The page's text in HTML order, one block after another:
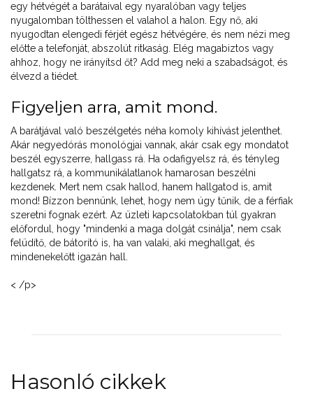
egy hétvégét a barátaival egy nyaralóban vagy teljes
nyugalomban tölthessen el valahol a halon. Egy nő, aki
nyugodtan elengedi férjét egész hétvégére, és nem nézi meg
előtte a telefonját, abszolút ritkaság. Elég magabiztos vagy
ahhoz, hogy ne irányítsd őt? Add meg neki a szabadságot, és
élvezd a tiédet.
Figyeljen arra, amit mond.
A barátjával való beszélgetés néha komoly kihívást jelenthet.
Akár negyedórás monológjai vannak, akár csak egy mondatot
beszél egyszerre, hallgass rá. Ha odafigyelsz rá, és tényleg
hallgatsz rá, a kommunikálatlanok hamarosan beszélni
kezdenek. Mert nem csak hallod, hanem hallgatod is, amit
mond! Bízzon bennünk, lehet, hogy nem úgy tűnik, de a férfiak
szeretni fognak ezért. Az üzleti kapcsolatokban túl gyakran
előfordul, hogy "mindenki a maga dolgát csinálja", nem csak
felüdítő, de bátorító is, ha van valaki, aki meghallgat, és
mindenekelőtt igazán hall.
< /p>
Hasonló cikkek